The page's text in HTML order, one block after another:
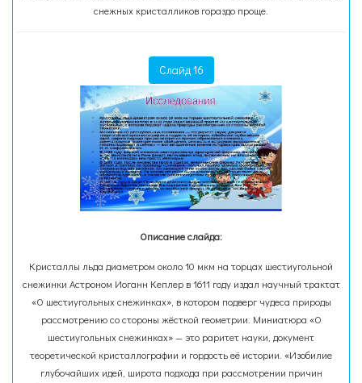
снежных кристалликов гораздо проще.
Слайд 16
Описание слайда:
Кристаллы льда диаметром около 10 мкм на торцах шестиугольной
снежинки Астроном Иоганн Кеплер в 1611 году издал научный трактат
«О шестиугольных снежинках», в котором подверг чудеса природы
рассмотрению со стороны жёсткой геометрии. Миниатюра «О
шестиугольных снежинках» — это раритет науки, документ
теоретической кристаллографии и гордость её истории. «Изобилие
глубочайших идей, широта подхода при рассмотрении причин